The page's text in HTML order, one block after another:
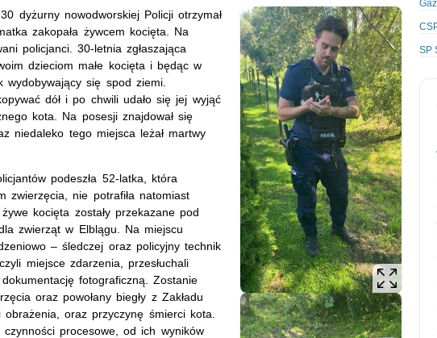
dyżurny nowodworskiej Policji otrzymał
zakopała żywcem kocięta. Na
policjanci. 30-letnia zgłaszająca
dzieciom małe kocięta i będąc w
wydobywający się spod ziemi.
dół i po chwili udało się jej wyjąć
kota. Na posesji znajdował się
niedaleko tego miejsca leżał martwy
podeszła 52-latka, która
zwierzęcia, nie potrafiła natomiast
kocięta zostały przekazane pod
zwierząt w Elblągu. Na miejscu
– śledczej oraz policyjny technik
miejsce zdarzenia, przesłuchali
fotograficzną. Zostanie
oraz powołany biegły z Zakładu
oraz przyczynę śmierci kota.
procesowe, od ich wyników
SP